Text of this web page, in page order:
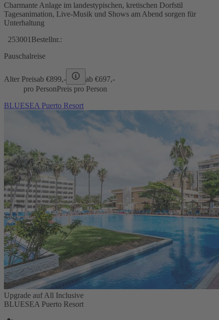
Charmante Anlage im landestypischen, kretischen Dorfstil
Tagesanimation, Live-Musik und Shows am Abend sorgen für
Unterhaltung
253001 Bestellnr.:
Pauschalreise
Alter Preisab €899,- ab €697,-
pro PersonPreis pro Person
BLUESEA Puerto Resort
Upgrade auf All Inclusive
BLUESEA Puerto Resort